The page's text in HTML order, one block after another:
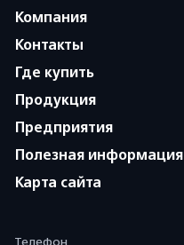
Компания
Контакты
Где купить
Продукция
Предприятия
Полезная информация
Карта сайта
Телефон